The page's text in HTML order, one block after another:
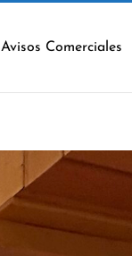
Avisos Comerciales